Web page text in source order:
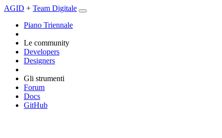
AGID + Team Digitale
Piano Triennale
Le community
Developers
Designers
Gli strumenti
Forum
Docs
GitHub